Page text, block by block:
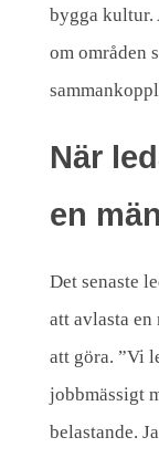
bygga kultur.
om områden
När
en
Det senaste
att avlasta en
att göra. ”Vi
jobbmässigt
belastande.